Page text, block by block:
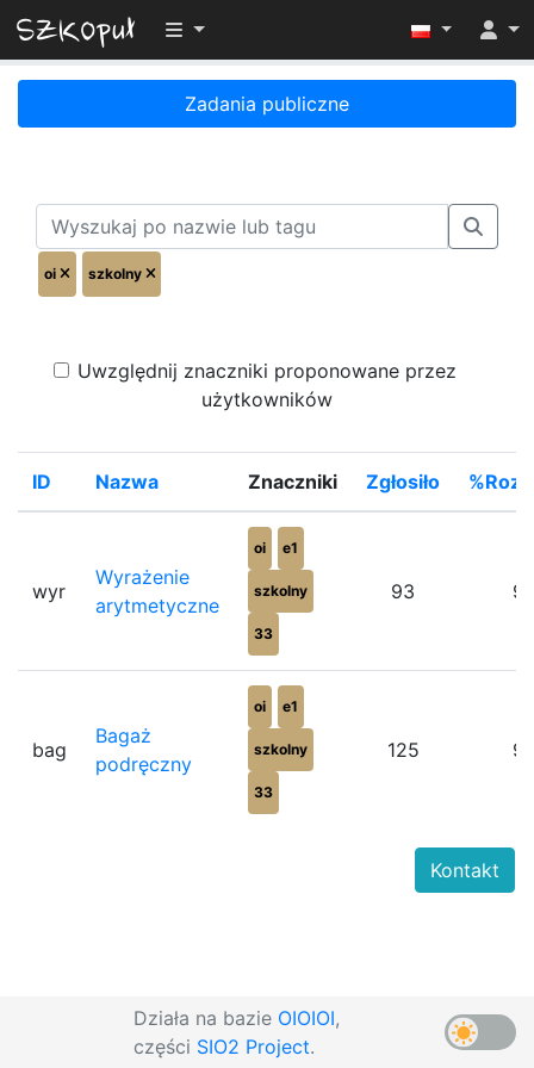
Przełącz widoczność menu
Zadania publiczne
oi szkolny
Uwzględnij znaczniki proponowane przez
użytkowników
ID Nazwa Znaczniki Zgłosiło
wyr
Wyrażenie
arytmetyczne
oi e1
szkolny
33
93
bag
Bagaż
podręczny
oi e1
szkolny
33
125
Działa na bazie OIOIOI,
części SIO2 Project.
Kontakt